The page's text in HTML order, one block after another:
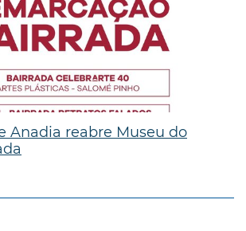
Anadia reabre Museu do